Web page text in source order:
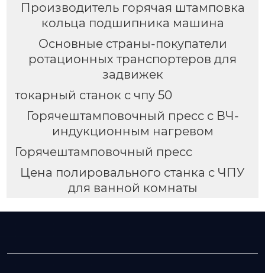
Производитель горячая штамповка
кольца подшипника машина
Основные страны-покупатели
ротационных транспортеров для
задвижек
токарный станок с чпу 50
Горячештамповочный пресс с ВЧ-
индукционным нагревом
Горячештамповочный пресс
Цена полировального станка с ЧПУ
для ванной комнаты